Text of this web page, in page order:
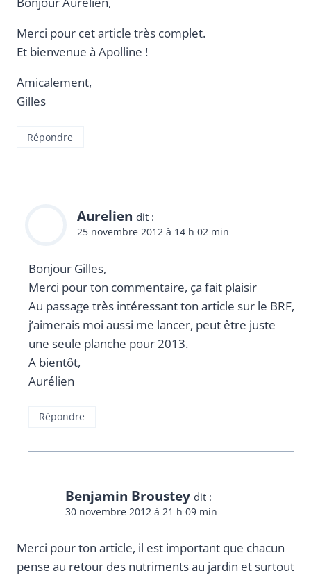
Merci pour cet article très complet.
Et bienvenue à Apolline !
Amicalement,
Gilles
Répondre
Aurelien dit :
25 novembre 2012 à 14 h 02 min
Bonjour Gilles,
Merci pour ton commentaire, ça fait plaisir
Au passage très intéressant ton article sur le BRF,
j’aimerais moi aussi me lancer, peut être juste
une seule planche pour 2013.
A bientôt,
Aurélien
Répondre
Benjamin Broustey dit :
30 novembre 2012 à 21 h 09 min
Merci pour ton article, il est important que chacun
pense au retour des nutriments au jardin et surtout